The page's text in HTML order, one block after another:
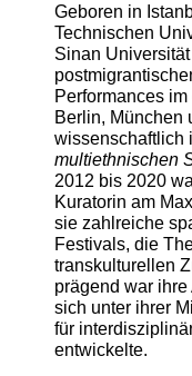
Geboren in
Technischen
Sinan
Performances
Berlin, München
wissenschaftlich
multiethnischen
2012 bis 2020
Kuratorin am
sie zahlreiche
Festivals, die
transkulturellen
prägend war
sich unter ihrer
für
entwickelte.